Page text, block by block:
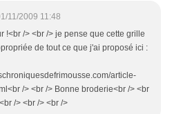
11/2009 11:48
!<br /> <br /> je pense que cette grille
de tout ce que j'ai proposé ici :
article-
/> <br /> Bonne broderie<br /> <br
/> <br /> <br />